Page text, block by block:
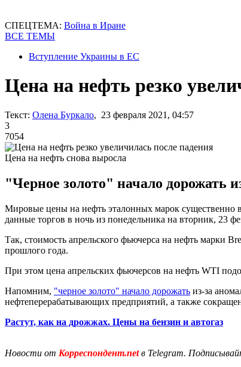
СПЕЦТЕМА: Война в Иране
ВСЕ ТЕМЫ
Вступление Украины в ЕС
Цена на нефть резко
Текст: Олена Буркало, 23 февраля 2021, 04:57
3
7054
Цена на нефть снова выросла
"Черное золото" начало дорожать
Мировые цены на нефть эталонных марок существенно
данные торгов в ночь из понедельника на вторник, 23
Так, стоимость апрельского фьючерса на нефть марки
прошлого года.
При этом цена апрельских фьючерсов на нефть WTI
Напомним, "черное золото" начало дорожать из-за
нефтеперерабатывающих предприятий, а также
Растут, как на дрожжах. Цены на бензин и автогаз
Новости от Корреспондент.netв Telegram.